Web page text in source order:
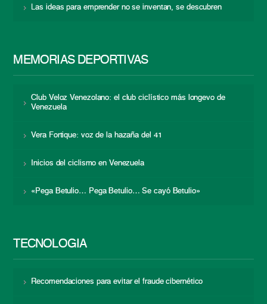
Las ideas para emprender no se inventan, se descubren
MEMORIAS DEPORTIVAS
Club Veloz Venezolano: el club ciclístico más longevo de
Venezuela
Vera Fortique: voz de la hazaña del 41
Inicios del ciclismo en Venezuela
«Pega Betulio… Pega Betulio… Se cayó Betulio»
TECNOLOGÍA
Recomendaciones para evitar el fraude cibernético